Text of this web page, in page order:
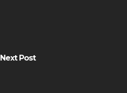
Next Post